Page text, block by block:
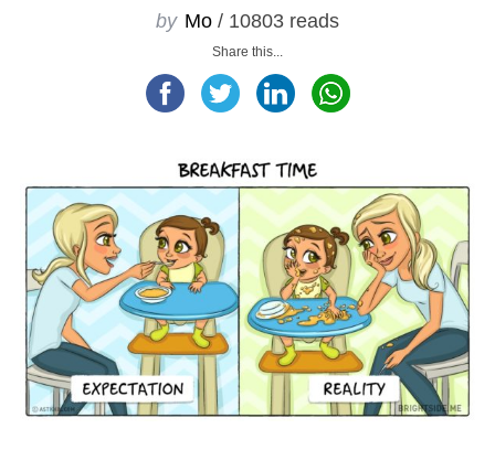
by Mo / 10803 reads
Share this...